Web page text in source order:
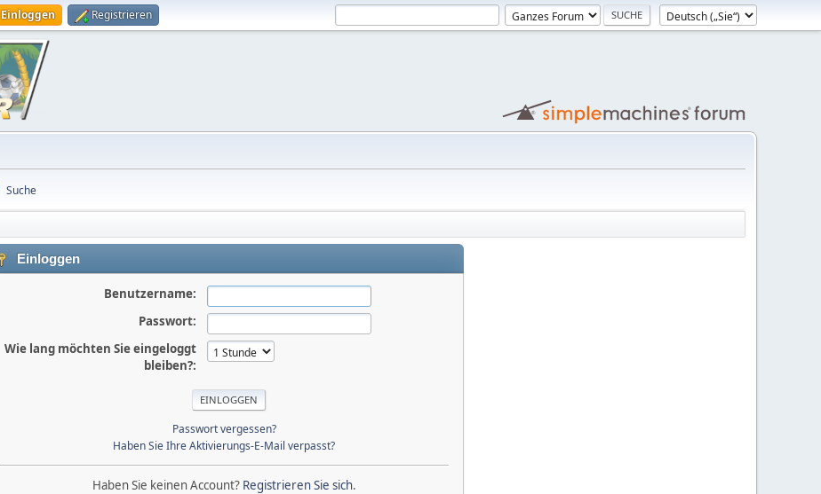
Einloggen Registrieren
Suche
Einloggen
Benutzername:
Passwort:
Wie lang möchten Sie eingeloggt
bleiben?:
Passwort vergessen?
Haben Sie Ihre Aktivierungs-E-Mail verpasst?
Haben Sie keinen Account? Registrieren Sie sich.